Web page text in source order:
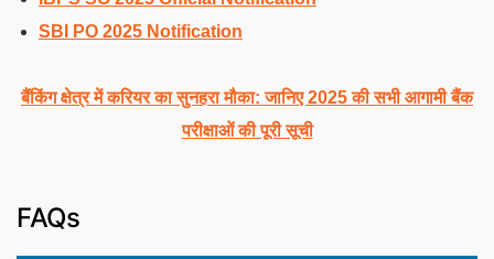
SBI PO 2025 Notification
बैंकिंग क्षेत्र में करियर का सुनहरा मौका: जानिए 2025 की सभी आगामी बैंक
परीक्षाओं की पूरी सूची
FAQs